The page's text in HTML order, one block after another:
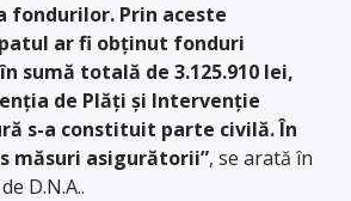
fondurilor. Prin aceste
ar fi obținut fonduri
sumă totală de 3.125.910 lei,
de Plăți și Intervenție
s-a constituit parte civilă. În
măsuri asigurătorii”, se arată în
D.N.A..